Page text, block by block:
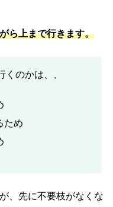
ら上まで行きます。
のかは、、
ため
、先に不要枝がなくな